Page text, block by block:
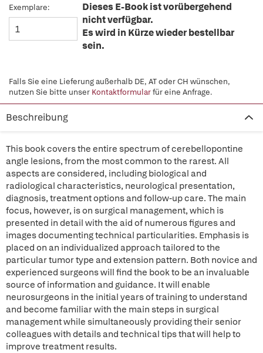
Exemplare:
Dieses E-Book ist vorübergehend
nicht verfügbar.
Es wird in Kürze wieder bestellbar
sein.
Falls Sie eine Lieferung außerhalb DE, AT oder CH wünschen,
nutzen Sie bitte unser Kontaktformularfür eine Anfrage.
Beschreibung
This book covers the entire spectrum of cerebellopontine
angle lesions, from the most common to the rarest. All
aspects are considered, including biological and
radiological characteristics, neurological presentation,
diagnosis, treatment options and follow-up care. The main
focus, however, is on surgical management, which is
presented in detail with the aid of numerous figures and
images documenting technical particularities. Emphasis is
placed on an individualized approach tailored to the
particular tumor type and extension pattern. Both novice and
experienced surgeons will find the book to be an invaluable
source of information and guidance. It will enable
neurosurgeons in the initial years of training to understand
and become familiar with the main steps in surgical
management while simultaneously providing their senior
colleagues with details and technical tips that will help to
improve treatment results.